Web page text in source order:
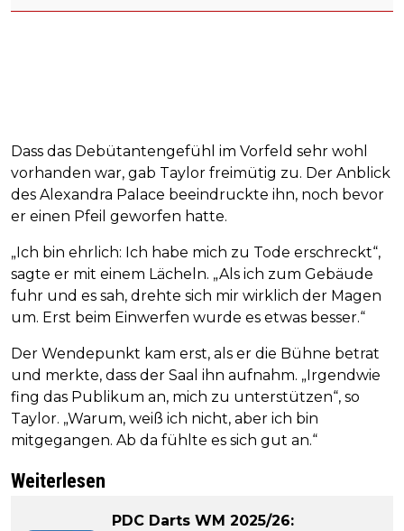
Dass das Debütantengefühl im Vorfeld sehr wohl
vorhanden war, gab Taylor freimütig zu. Der Anblick
des Alexandra Palace beeindruckte ihn, noch bevor
er einen Pfeil geworfen hatte.
„Ich bin ehrlich: Ich habe mich zu Tode erschreckt“,
sagte er mit einem Lächeln. „Als ich zum Gebäude
fuhr und es sah, drehte sich mir wirklich der Magen
um. Erst beim Einwerfen wurde es etwas besser.“
Der Wendepunkt kam erst, als er die Bühne betrat
und merkte, dass der Saal ihn aufnahm. „Irgendwie
fing das Publikum an, mich zu unterstützen“, so
Taylor. „Warum, weiß ich nicht, aber ich bin
mitgegangen. Ab da fühlte es sich gut an.“
Weiterlesen
PDC Darts WM 2025/26: